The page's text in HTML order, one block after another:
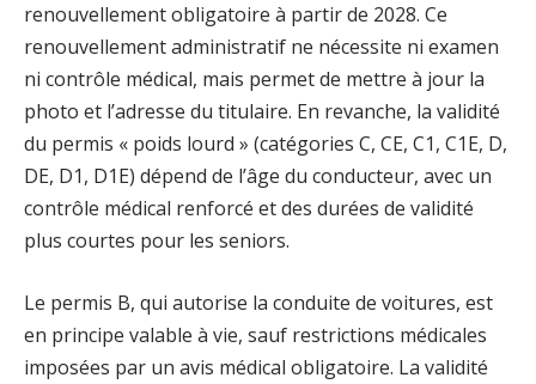
renouvellement obligatoire à partir de 2028. Ce
renouvellement administratif ne nécessite ni examen
ni contrôle médical, mais permet de mettre à jour la
photo et l’adresse du titulaire. En revanche, la validité
du permis « poids lourd » (catégories C, CE, C1, C1E, D,
DE, D1, D1E) dépend de l’âge du conducteur, avec un
contrôle médical renforcé et des durées de validité
plus courtes pour les seniors.
Le permis B, qui autorise la conduite de voitures, est
en principe valable à vie, sauf restrictions médicales
imposées par un avis médical obligatoire. La validité